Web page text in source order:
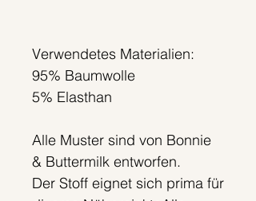
Verwendetes Materialien:
95% Baumwolle
5% Elasthan
Alle Muster sind von Bonnie
& Buttermilk entworfen.
Der Stoff eignet sich prima für